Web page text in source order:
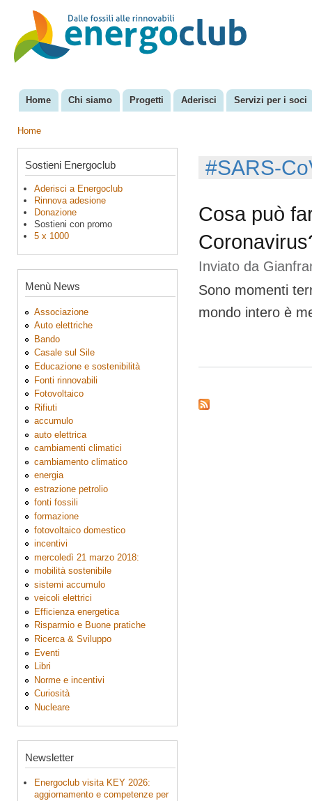
EnergoClub
per la
riconversione
del sistema
Menu principale
Home Chi siamo Progetti Aderisci Servizi per i soci
Home
Sostieni Energoclub
Aderisci a Energoclub
Rinnova adesione
Donazione
Sostieni con promo
5 x 1000
Menù News
Associazione
Auto elettriche
Bando
Casale sul Sile
Educazione e sostenibilità
Fonti rinnovabili
Fotovoltaico
Rifiuti
accumulo
auto elettrica
cambiamenti climatici
cambiamento climatico
energia
estrazione petrolio
fonti fossili
formazione
fotovoltaico domestico
incentivi
mercoledì 21 marzo 2018:
mobilità sostenibile
sistemi accumulo
veicoli elettrici
Efficienza energetica
Risparmio e Buone pratiche
Ricerca & Sviluppo
Eventi
Libri
Norme e incentivi
Curiosità
Nucleare
Newsletter
Energoclub visita KEY 2026:
aggiornamento e competenze per
#SARS-
Cosa può
Inviato da
Sono momenti
mondo intero è